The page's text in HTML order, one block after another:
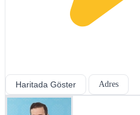
Haritada Göster Adres